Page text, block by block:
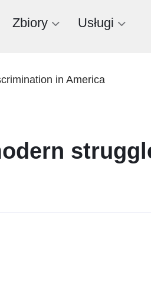
Zbiory Usługi
in America